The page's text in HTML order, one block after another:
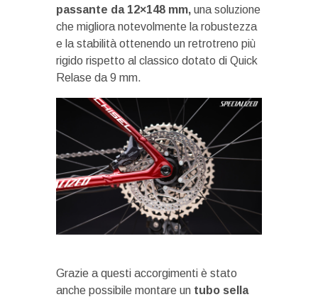
passante da 12×148 mm, una soluzione
che migliora notevolmente la robustezza
e la stabilità ottenendo un retrotreno più
rigido rispetto al classico dotato di Quick
Relase da 9 mm.
Grazie a questi accorgimenti è stato
anche possibile montare un tubo sella